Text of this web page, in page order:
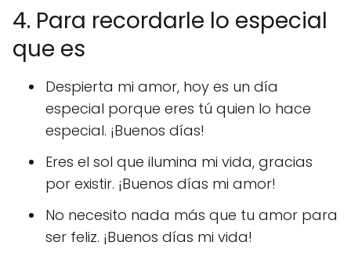
4. Para recordarle lo especial
que es
Despierta mi amor, hoy es un día
especial porque eres tú quien lo hace
especial. ¡Buenos días!
Eres el sol que ilumina mi vida, gracias
por existir. ¡Buenos días mi amor!
No necesito nada más que tu amor para
ser feliz. ¡Buenos días mi vida!